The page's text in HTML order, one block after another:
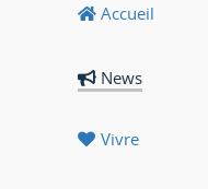
Accueil
News
Vivre